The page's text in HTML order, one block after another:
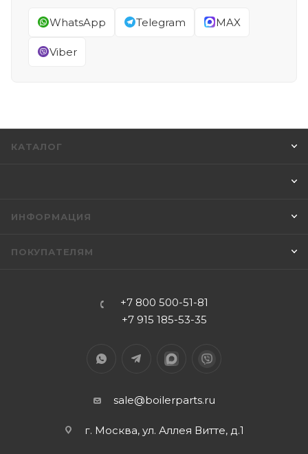
WhatsApp Telegram MAX
Viber
КАТАЛОГ
ИНФОРМАЦИЯ
ПОКУПАТЕЛЯМ
+7 800 500-51-81
+7 915 185-53-35
sale@boilerparts.ru
г. Москва, ул. Аллея Витте, д.1